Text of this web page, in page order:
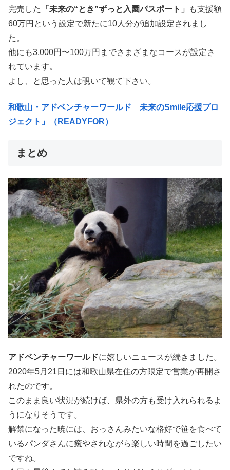
完売した
「未来の“とき”ずっと入園パスポート」
も支援額
60万円という設定で新たに10人分が追加設定されまし
た。
他にも3,000円〜100万円までさまざまなコースが設定さ
れています。
よし、と思った人は覗いて観て下さい。
和歌山・アドベンチャーワールド 未来のSmile応援プロ
ジェクト」（READYFOR）
まとめ
アドベンチャーワールドに嬉しいニュースが続きました。
2020年5月21日には和歌山県在住の方限定で営業が再開さ
れたのです。
このまま良い状況が続けば、県外の方も受け入れられるよ
うになりそうです。
解禁になった暁には、おっさんみたいな格好で笹を食べて
いるパンダさんに癒やされながら楽しい時間を過ごしたい
ですね。